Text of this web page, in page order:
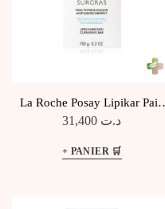
La Roche Posay Lipikar Pain
Surgras 150G
د.ت